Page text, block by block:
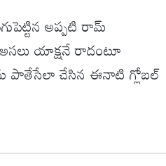
అప్పటి రామ్
అసలు యాక్షనే రాదంటూ
పాతేసేలా చేసిన ఈనాటి గ్లోబల్